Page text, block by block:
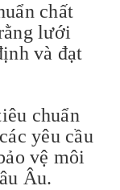
chất
lưới
và đạt
chuẩn
yêu cầu
vệ môi
Âu.